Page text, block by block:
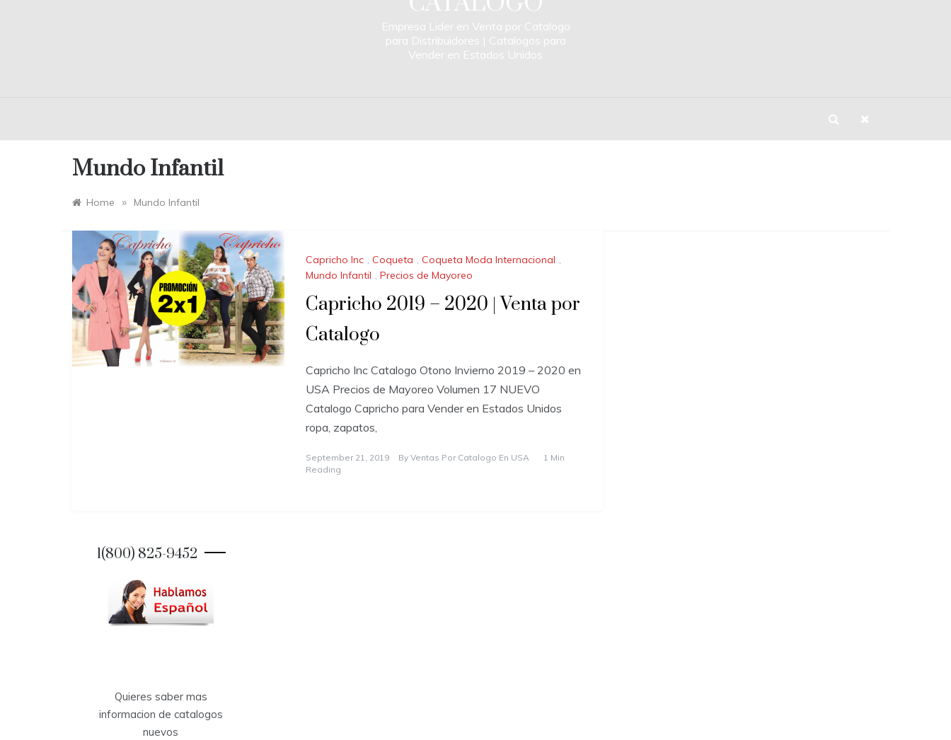
Empresa Lider en Venta por Catalogo
para Distribuidores | Catalogos para
Vender en Estados Unidos
Mundo Infantil
Home » Mundo Infantil
Capricho Inc , Coqueta , Coqueta Moda Internacional ,
Mundo Infantil , Precios de Mayoreo
Capricho 2019 – 2020 | Venta por
Catalogo
Capricho Inc Catalogo Otono Invierno 2019 – 2020 en
USA Precios de Mayoreo Volumen 17 NUEVO
Catalogo Capricho para Vender en Estados Unidos
ropa, zapatos,
September 21, 2019 By Ventas Por Catalogo En USA
1 Min
Reading
1(800) 825-9452
Quieres saber mas
informacion de catalogos
nuevos